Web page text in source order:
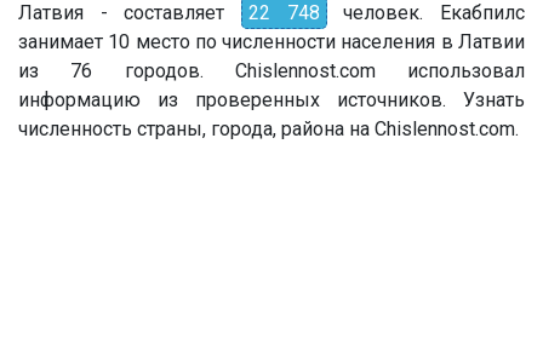
Латвия - составляет
22 748 человек. Екабпилс
занимает 10 место по численности населения в Латвии
из 76 городов. Chislennost.com использовал
информацию из проверенных источников. Узнать
численность страны, города, района на Chislennost.com.